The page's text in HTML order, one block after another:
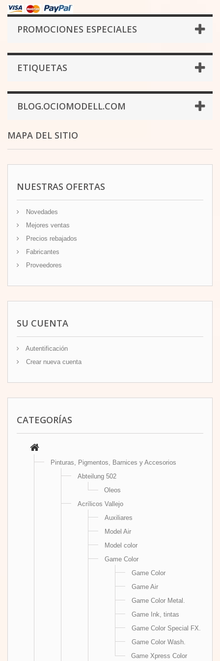
PROMOCIONES ESPECIALES
ETIQUETAS
BLOG.OCIOMODELL.COM
MAPA DEL SITIO
NUESTRAS OFERTAS
Novedades
Mejores ventas
Precios rebajados
Fabricantes
Proveedores
SU CUENTA
Autentificación
Crear nueva cuenta
CATEGORÍAS
Pinturas, Pigmentos, Barnices y Accesorios
Abteilung 502
Oleos
Acrílicos Vallejo
Auxiliares
Model Air
Model color
Game Color
Game Color
Game Air
Game Color Metal.
Game Ink, tintas
Game Color Special FX.
Game Color Wash.
Game Xpress Color